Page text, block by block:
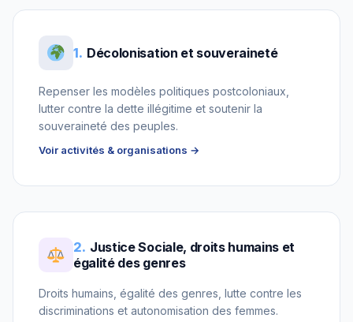
1. Décolonisation et souveraineté
Repenser les modèles politiques postcoloniaux,
lutter contre la dette illégitime et soutenir la
souveraineté des peuples.
Voir activités & organisations →
2. Justice Sociale, droits humains et
égalité des genres
Droits humains, égalité des genres, lutte contre les
discriminations et autonomisation des femmes.